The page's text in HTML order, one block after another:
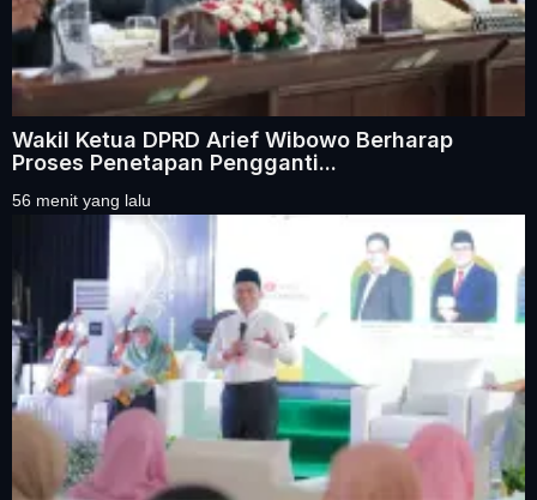
Wakil Ketua DPRD Arief Wibowo Berharap
Proses Penetapan Pengganti...
56 menit yang lalu